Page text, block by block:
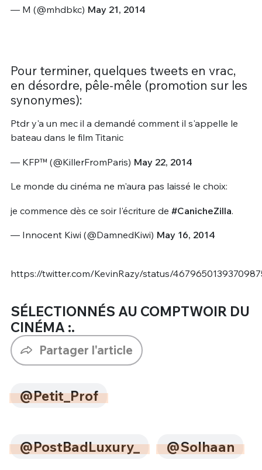
— M (@mhdbkc) May 21, 2014
Pour terminer, quelques tweets en vrac,
en désordre, pêle-mêle (promotion sur les
synonymes):
Ptdr y'a un mec il a demandé comment il s'appelle le
bateau dans le film Titanic
— KFP™ (@KillerFromParis) May 22, 2014
Le monde du cinéma ne m'aura pas laissé le choix:
je commence dès ce soir l'écriture de #CanicheZilla.
— Innocent Kiwi (@DamnedKiwi) May 16, 2014
https://twitter.com/KevinRazy/status/
SÉLECTIONNÉS AU COMPTWOIR DU
CINÉMA :.
Partager l'article
@Petit_Prof
@PostBadLuxury_ @Solhaan